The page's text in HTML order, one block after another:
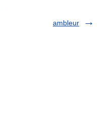
ambleur